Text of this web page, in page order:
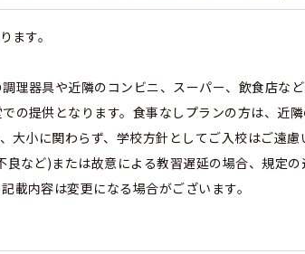
ます。
理器具や近隣のコンビニ、スーパー、飲食店など
の提供となります。食事なしプランの方は、近
小に関わらず、学校方針としてご入校はご遠慮
など)または故意による教習遅延の場合、規定の
内容は変更になる場合がございます。